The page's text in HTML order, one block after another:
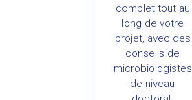
complet tout au
long de votre
projet, avec des
conseils de
microbiologistes
de niveau